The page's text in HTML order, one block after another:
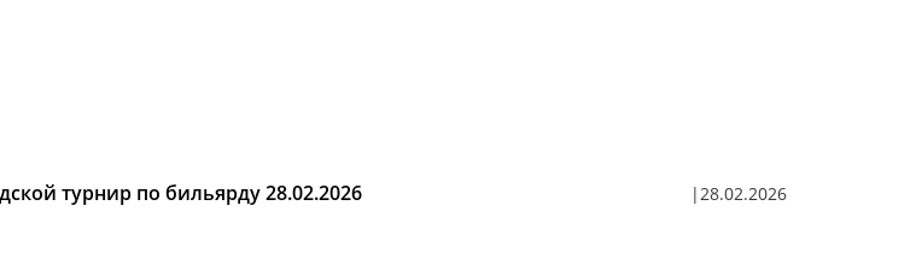
турнир по бильярду 28.02.2026 28.02.2026